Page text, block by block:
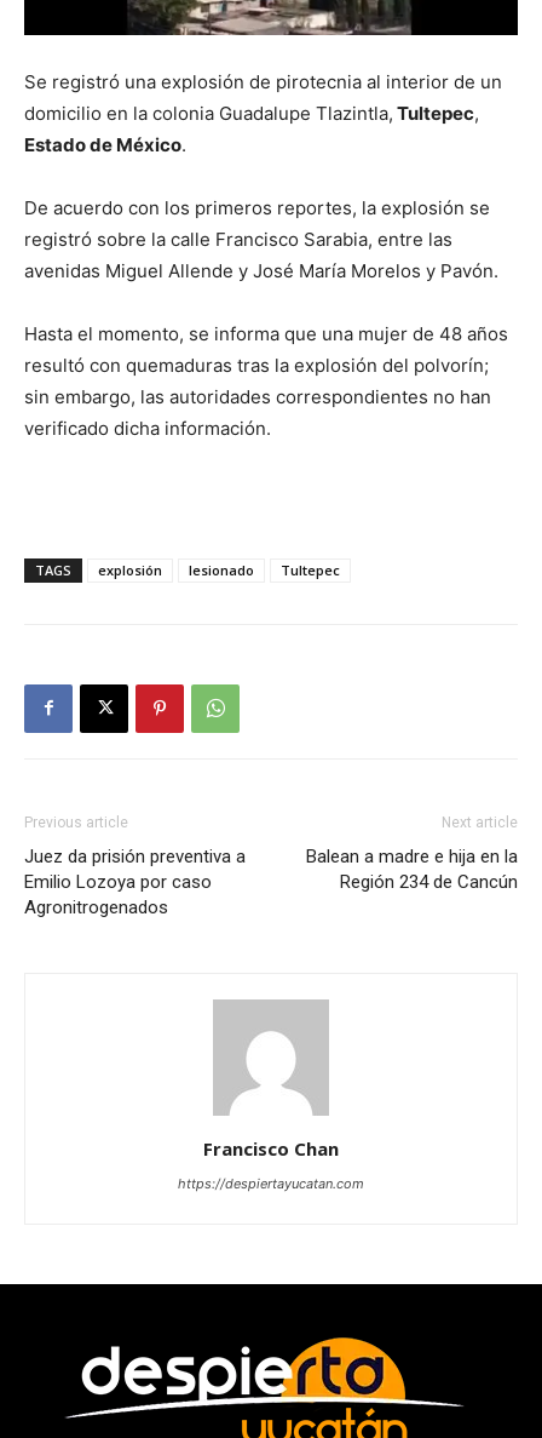
Se registró una explosión de pirotecnia al interior de un
domicilio en la colonia Guadalupe Tlazintla, Tultepec,
Estado de México.
De acuerdo con los primeros reportes, la explosión se
registró sobre la calle Francisco Sarabia, entre las
avenidas Miguel Allende y José María Morelos y Pavón.
Hasta el momento, se informa que una mujer de 48 años
resultó con quemaduras tras la explosión del polvorín;
sin embargo, las autoridades correspondientes no han
verificado dicha información.
TAGS explosión lesionado Tultepec
Previous article
Juez da prisión preventiva a
Emilio Lozoya por caso
Agronitrogenados
Next article
Balean a madre e hija en la
Región 234 de Cancún
Francisco Chan
https://despiertayucatan.com